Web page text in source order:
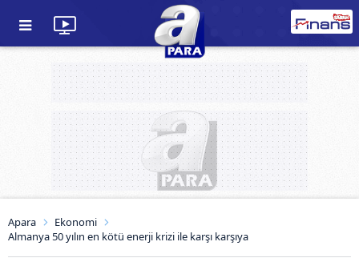
Apara
Ekonomi
Almanya 50 yılın en kötü enerji krizi ile karşı karşıya